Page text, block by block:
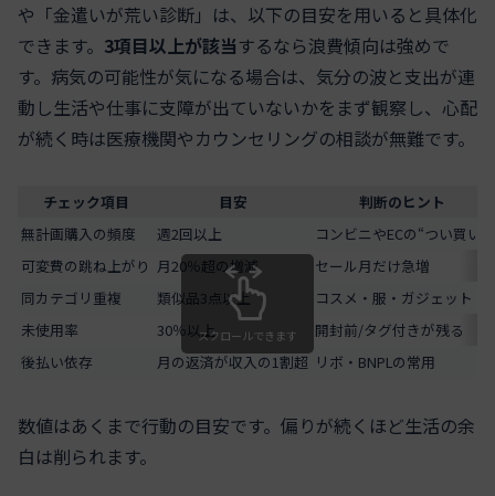
や「金遣いが荒い診断」は、以下の目安を用いると具体化
できます。 3項目以上が該当するなら浪費傾向は強めで
す。病気の可能性が気になる場合は、気分の波と支出が連
動し生活や仕事に支障が出ていないかをまず観察し、心配
が続く時は医療機関やカウンセリングの相談が無難です。
チェック項目 目安
判断のヒント
無計画購入の頻度
週2回以上
コンビニやECの“つい買い”
可変費の跳ね上がり 月20％超の増減
セール月だけ急増
同カテゴリ重複
類似品3点以上
コスメ・服・ガジェット
未使用率
30％以上
開封前/タグ付きが残る
後払い依存
月の返済が収入の1割超 リボ・BNPLの常用
スクロールできます
数値はあくまで行動の目安です。偏りが続くほど生活の余
白は削られます。